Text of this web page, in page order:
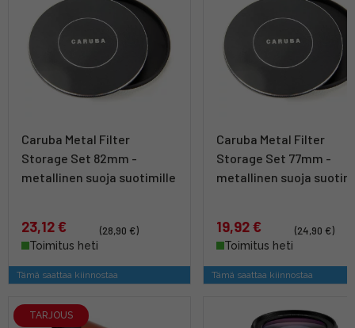
Caruba Metal Filter
Storage Set 82mm -
metallinen suoja suotimille
23,12 €
(28,90 €)
Toimitus heti
Tämä saattaa kiinnostaa
Caruba Metal Filter
Storage Set 77mm -
metallinen suoja
19,92 €
(24,90 €)
Toimitus heti
Tämä saattaa kiinnostaa
TARJOUS